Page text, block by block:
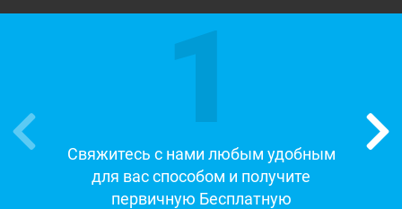
1
Свяжитесь с нами любым удобным
для вас способом и получите
первичную Бесплатную